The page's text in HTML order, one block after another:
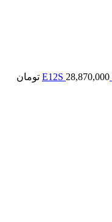
28,870,000
تومان